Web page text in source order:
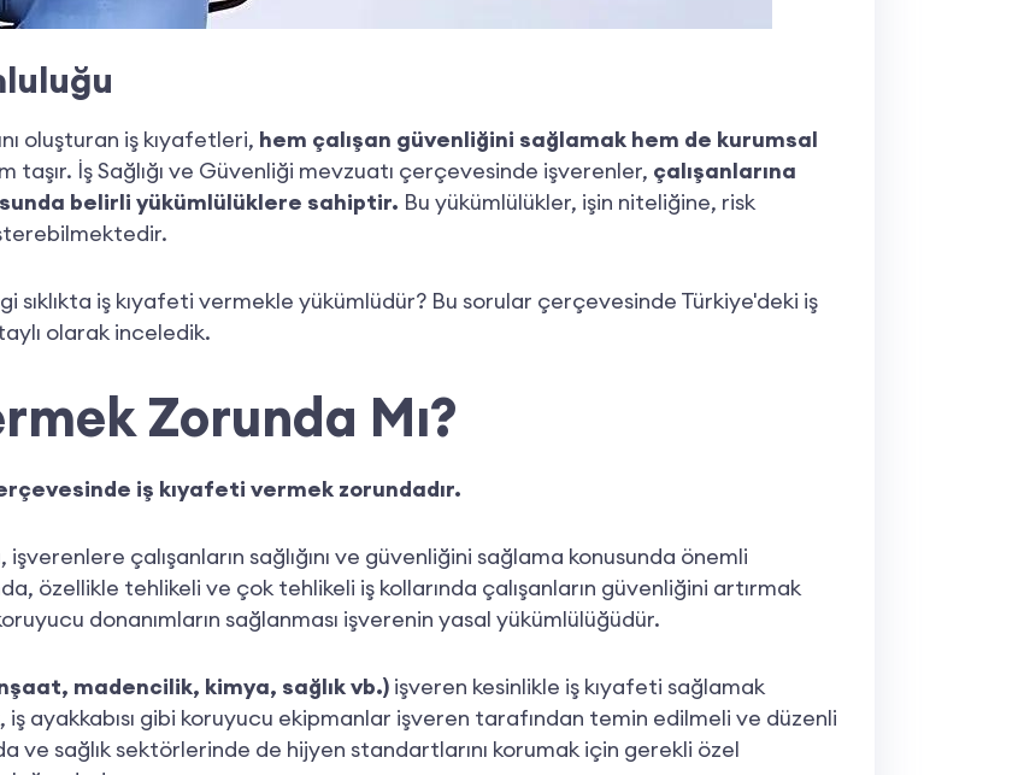
oluşturan iş kıyafetleri, hem çalışan güvenliğini sağlamak hem de kurumsal
taşır. İş Sağlığı ve Güvenliği mevzuatı çerçevesinde işverenler, çalışanlarına
belirli yükümlülüklere sahiptir. Bu yükümlülükler, işin niteliğine, risk
sıklıkta iş kıyafeti vermekle yükümlüdür? Bu sorular çerçevesinde Türkiye'deki iş
olarak inceledik.
Zorunda Mı?
iş kıyafeti vermek zorundadır.
işverenlere çalışanların sağlığını ve güvenliğini sağlama konusunda önemli
özellikle tehlikeli ve çok tehlikeli iş kollarında çalışanların güvenliğini artırmak
donanımların sağlanması işverenin yasal yükümlülüğüdür.
madencilik, kimya, sağlık vb.) işveren kesinlikle iş kıyafeti sağlamak
ayakkabısı gibi koruyucu ekipmanlar işveren tarafından temin edilmeli ve düzenli
ve sağlık sektörlerinde de hijyen standartlarını korumak için gerekli özel